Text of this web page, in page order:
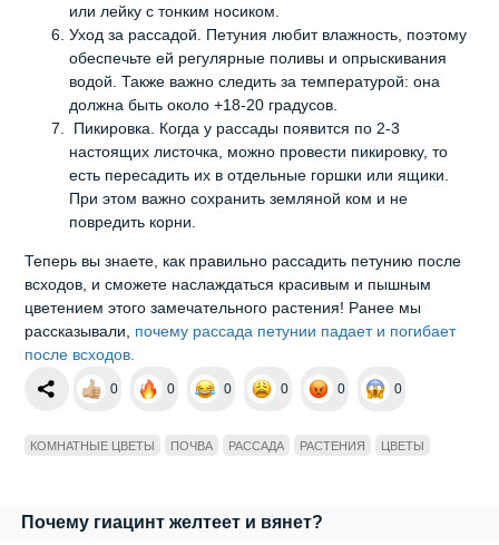
или лейку с тонким носиком.
Уход за рассадой. Петуния любит влажность, поэтому
обеспечьте ей регулярные поливы и опрыскивания
водой. Также важно следить за температурой: она
должна быть около +18-20 градусов.
Пикировка. Когда у рассады появится по 2-3
настоящих листочка, можно провести пикировку, то
есть пересадить их в отдельные горшки или ящики.
При этом важно сохранить земляной ком и не
повредить корни.
Теперь вы знаете, как правильно рассадить петунию после
всходов, и сможете наслаждаться красивым и пышным
цветением этого замечательного растения! Ранее мы
рассказывали, почему рассада петунии падает и погибает
после всходов.
0 0 0 0 0 0
КОМНАТНЫЕ ЦВЕТЫ ПОЧВА РАССАДА РАСТЕНИЯ ЦВЕТЫ
Почему гиацинт желтеет и вянет?